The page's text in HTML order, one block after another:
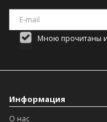
Мною прочитаны
Информация
О нас